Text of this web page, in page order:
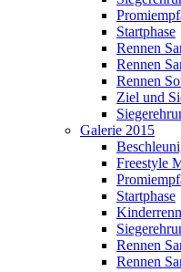
Startphase
Rennen
Rennen
Rennen
Ziel und
Galerie 2015
Freestyle
Startphase
Rennen
Rennen